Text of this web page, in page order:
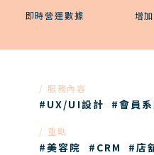
即時營運數據 增
服務內容
#UX/UI設計 #會員
重點
#美容院 #CRM #店